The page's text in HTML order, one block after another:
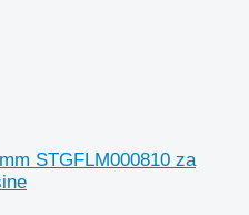
STGFLM000810 za